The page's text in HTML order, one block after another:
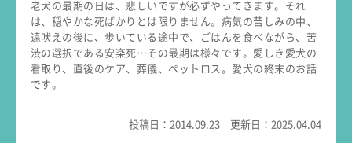
老犬の最期の日は、悲しいですが必ずやってきます。それ
は、穏やかな死ばかりとは限りません。病気の苦しみの中、
遠吠えの後に、歩いている途中で、ごはんを食べながら、苦
渋の選択である安楽死…その最期は様々です。愛しき愛犬の
看取り、直後のケア、葬儀、ペットロス。愛犬の終末のお話
です。
投稿日：2014.09.23 更新日：2025.04.04